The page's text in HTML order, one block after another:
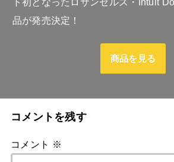
品が発売決定！
商品を見る
コメントを残す
コメント ※